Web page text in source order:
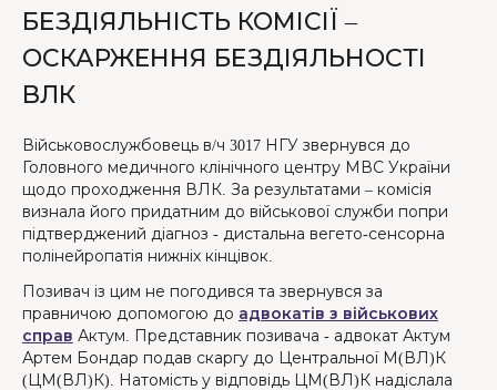
БЕЗДІЯЛЬНІСТЬ КОМІСІЇ –
ОСКАРЖЕННЯ БЕЗДІЯЛЬНОСТІ
ВЛК
Військовослужбовець в/ч 3017 НГУ звернувся до
Головного медичного клінічного центру МВС України
щодо проходження ВЛК. За результатами – комісія
визнала його придатним до військової служби попри
підтверджений діагноз - дистальна вегето-сенсорна
полінейропатія нижніх кінцівок.
Позивач із цим не погодився та звернувся за
правничою допомогою до адвокатів з військових
справ Актум. Представник позивача - адвокат Актум
Артем Бондар подав скаргу до Центральної М(ВЛ)К
(ЦМ(ВЛ)К). Натомість у відповідь ЦМ(ВЛ)К надіслала